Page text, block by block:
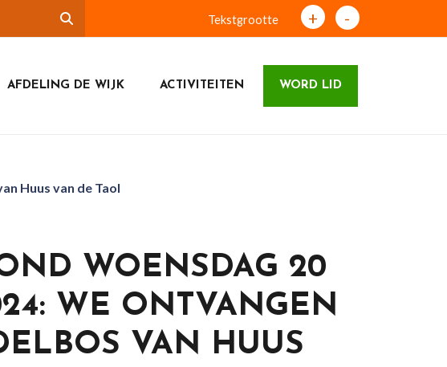
Tekstgrootte + -
AFDELING DE WIJK ACTIVITEITEN WORD LID
Huus van de Taol
WOENSDAG 20
WE ONTVANGEN
VAN HUUS